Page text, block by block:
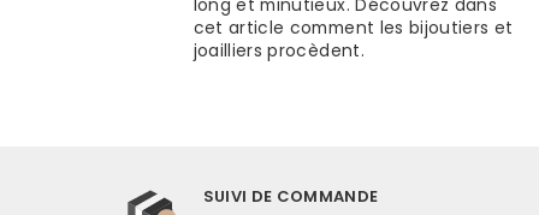
long et minutieux. Découvrez dans
cet article comment les bijoutiers et
joailliers procèdent.
SUIVI DE COMMANDE